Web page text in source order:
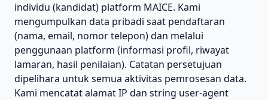
individu (kandidat) platform MAICE. Kami
mengumpulkan data pribadi saat pendaftaran
(nama, email, nomor telepon) dan melalui
penggunaan platform (informasi profil, riwayat
lamaran, hasil penilaian). Catatan persetujuan
dipelihara untuk semua aktivitas pemrosesan data.
Kami mencatat alamat IP dan string user-agent